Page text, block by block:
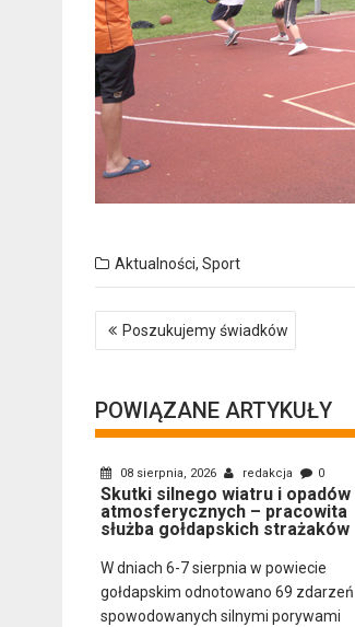
Aktualności, Sport
Nawigacja
wpisu
Poszukujemy świadków
POWIĄZANE ARTYKUŁY
08 sierpnia, 2026 redakcja 0
Skutki silnego wiatru i opadów
atmosferycznych – pracowita
służba gołdapskich strażaków
W dniach 6-7 sierpnia w powiecie
gołdapskim odnotowano 69 zdarzeń
spowodowanych silnymi porywami